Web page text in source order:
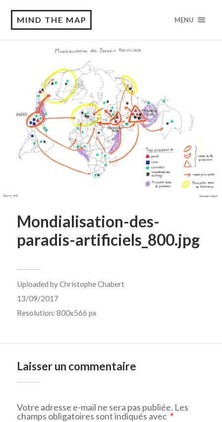
MIND THE MAP MENU
Mondialisation-des-
paradis-artificiels_800.jpg
Uploaded byChristophe Chabert
13/09/2017
Resolution: 800x566 px
Laisser un commentaire
Votre adresse e-mail ne sera pas publiée. Les
champs obligatoires sont indiqués avec *